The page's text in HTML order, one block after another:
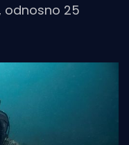
odnosno 25